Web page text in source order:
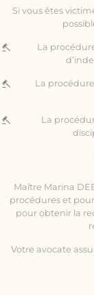
Si vous êtes
La
La
La
Maître Marina
procédures et
pour obtenir la
Votre avocate